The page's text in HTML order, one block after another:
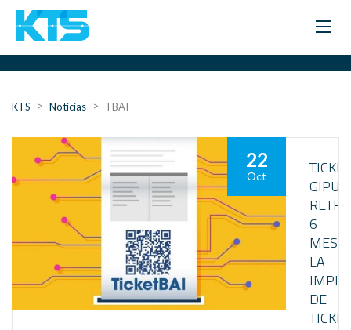
KTS > Noticias > TBAI
22
Oct
6
LA
DE